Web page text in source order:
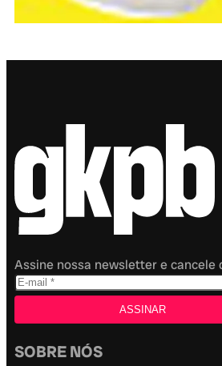
Assine nossa newsletter e cancele
SOBRE NÓS